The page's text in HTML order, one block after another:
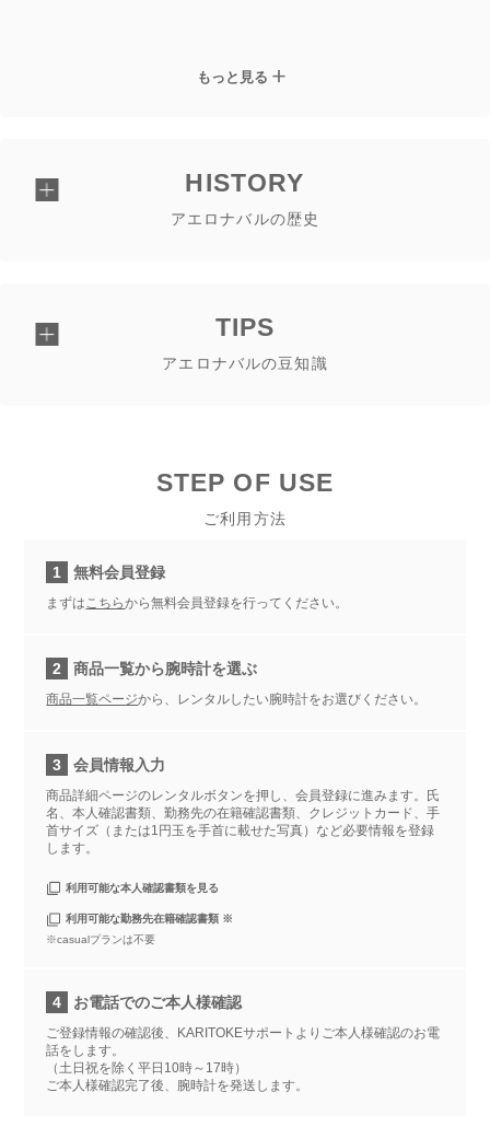
もっと見る
HISTORY
アエロナバルの歴史
TIPS
アエロナバルの豆知識
STEP OF USE
ご利用方法
1 無料会員登録
まずは こちらから無料会員登録を行ってください。
2 商品一覧から腕時計を選ぶ
商品一覧ページから、レンタルしたい腕時計をお選びください。
3 会員情報入力
商品詳細ページのレンタルボタンを押し、会員登録に進みます。氏
名、本人確認書類、勤務先の在籍確認書類、クレジットカード、手
首サイズ（または1円玉を手首に載せた写真）など必要情報を登録
します。
利用可能な本人確認書類を見る
利用可能な勤務先在籍確認書類 ※
※casualプランは不要
4 お電話でのご本人様確認
ご登録情報の確認後、KARITOKEサポートよりご本人様確認のお電
話をします。
（土日祝を除く平日10時～17時）
ご本人様確認完了後、腕時計を発送します。